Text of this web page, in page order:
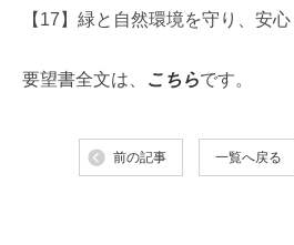
【17】緑と自然環境を守り、安
要望書全文は、 こちらです。
前の記事 一覧へ戻る